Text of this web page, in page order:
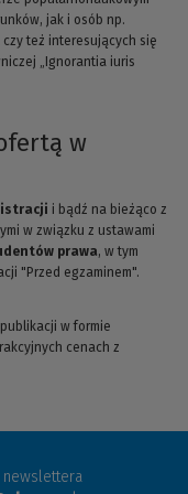
jak i osób np.
też interesujących się
„Ignorantia iuris
w
i bądź na bieżąco z
w związku z ustawami
prawa, w tym
"Przed egzaminem".
w formie
cenach z
newslettera